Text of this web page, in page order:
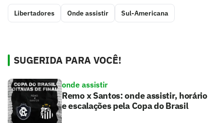
Libertadores Onde assistir Sul-Americana
SUGERIDA PARA VOCÊ!
onde assistir
Remo x Santos: onde assistir, horário
e escalações pela Copa do Brasil